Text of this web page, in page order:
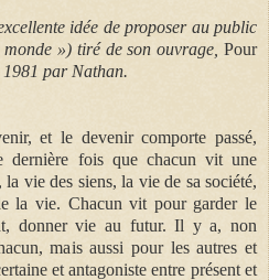
idée de proposer au public
») tiré de son ouvrage, Pour
par Nathan.
et le devenir comporte passé,
dernière fois que chacun vit une
vie des siens, la vie de sa société,
la vie. Chacun vit pour garder le
donner vie au futur. Il y a, non
mais aussi pour les autres et
et antagoniste entre présent et